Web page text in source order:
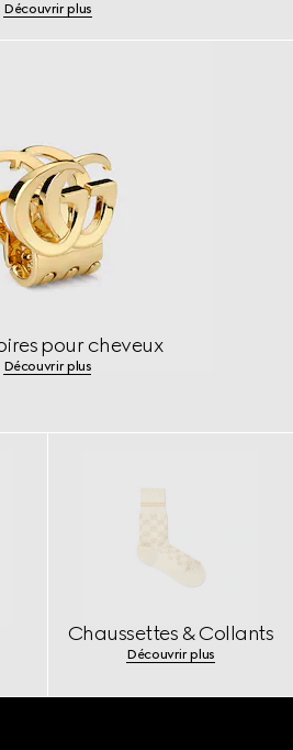
Découvrir plus
pour cheveux
Découvrir plus
Chaussettes & Collants
Découvrir plus